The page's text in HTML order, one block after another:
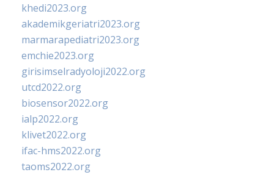
khedi2023.org
akademikgeriatri2023.org
marmarapediatri2023.org
emchie2023.org
girisimselradyoloji2022.org
utcd2022.org
biosensor2022.org
ialp2022.org
klivet2022.org
ifac-hms2022.org
taoms2022.org